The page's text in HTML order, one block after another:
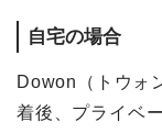
自宅の場合
Dowon（トウォ
着後、プライベ